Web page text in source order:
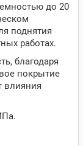
до 20
поднятия
работах.
благодаря
покрытие
влияния